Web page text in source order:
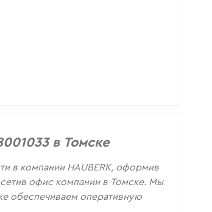
в Томске
в компании HAUBERK, оформив
офис компании в Томске. Мы
обеспечиваем оперативную